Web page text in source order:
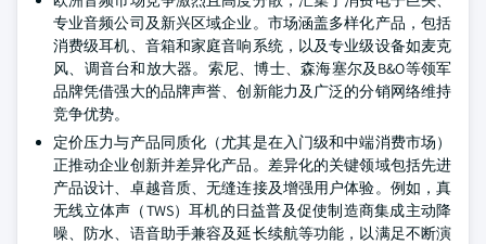
专业音频公司及新兴区域企业。市场涵盖多样化产品，包括
消费级耳机、音箱和家庭音响系统，以及专业级设备如麦克
风、调音台和放大器。索尼、博士、森海塞尔及B&O等领军
品牌凭借强大的品牌声誉、创新能力及广泛的分销网络维持
竞争优势。
定价压力与产品同质化（尤其是在入门级和中端消费市场）
正推动企业创新并差异化产品。差异化的关键领域包括先进
产品设计、卓越音质、无缝连接及增强用户体验。例如，真
无线立体声（TWS）耳机的日益普及促使制造商集成主动降
噪、防水、语音助手兼容及延长续航等功能，以满足不断演